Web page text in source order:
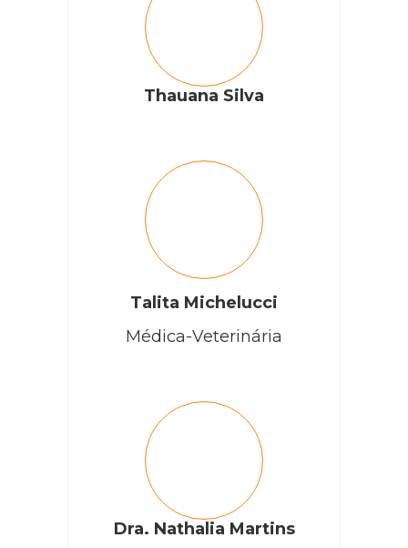
Thauana Silva
Talita Michelucci
Médica-Veterinária
Dra. Nathalia Martins